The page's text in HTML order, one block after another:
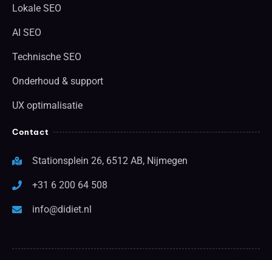
Lokale SEO
AI SEO
Technische SEO
Onderhoud & support
UX optimalisatie
Contact
Stationsplein 26, 6512 AB, Nijmegen
+31 6 200 64 508
info@didiet.nl